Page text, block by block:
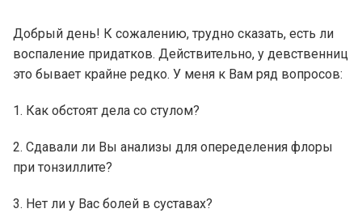
Добрый день! К сожалению, трудно сказать, есть ли
воспаление придатков. Действительно, у девственниц
это бывает крайне редко. У меня к Вам ряд вопросов:
1. Как обстоят дела со стулом?
2. Сдавали ли Вы анализы для опеределения флоры
при тонзиллите?
3. Нет ли у Вас болей в суставах?